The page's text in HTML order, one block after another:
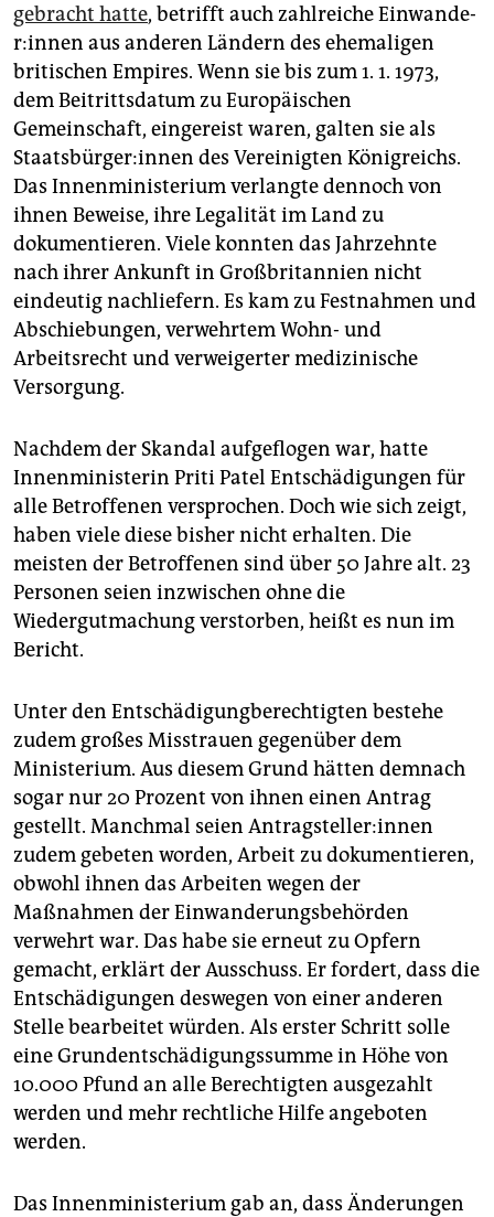
gebracht hatte, betrifft auch zahlreiche Ein­wan­de­
r:in­nen aus anderen Ländern des ehemaligen
britischen Empires. Wenn sie bis zum 1. 1. 1973,
dem Beitrittsdatum zu Europäischen
Gemeinschaft, eingereist waren, galten sie als
Staats­bür­ge­r:in­nen des Vereinigten Königreichs.
Das Innenministerium verlangte dennoch von
ihnen Beweise, ihre Legalität im Land zu
dokumentieren. Viele konnten das Jahrzehnte
nach ihrer Ankunft in Großbritannien nicht
eindeutig nachliefern. Es kam zu Festnahmen und
Abschiebungen, verwehrtem Wohn- und
Arbeitsrecht und verweigerter medizinische
Versorgung.
Nachdem der Skandal aufgeflogen war, hatte
Innenministerin Priti Patel Entschädigungen für
alle Betroffenen versprochen. Doch wie sich zeigt,
haben viele diese bisher nicht erhalten. Die
meisten der Betroffenen sind über 50 Jahre alt. 23
Personen seien inzwischen ohne die
Wiedergutmachung verstorben, heißt es nun im
Bericht.
Unter den Entschädigungberechtigten bestehe
zudem großes Misstrauen gegenüber dem
Ministerium. Aus diesem Grund hätten demnach
sogar nur 20 Prozent von ihnen einen Antrag
gestellt. Manchmal seien An­trag­stel­le­r:in­nen
zudem gebeten worden, Arbeit zu dokumentieren,
obwohl ihnen das Arbeiten wegen der
Maßnahmen der Einwanderungsbehörden
verwehrt war. Das habe sie erneut zu Opfern
gemacht, erklärt der Ausschuss. Er fordert, dass die
Entschädigungen deswegen von einer anderen
Stelle bearbeitet würden. Als erster Schritt solle
eine Grundentschädigungssumme in Höhe von
10.000 Pfund an alle Berechtigten ausgezahlt
werden und mehr rechtliche Hilfe angeboten
werden.
Das Innenministerium gab an, dass Änderungen